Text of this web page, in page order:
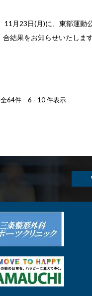
11月23日(月)に、東部運動
合結果をお知らせいたしま
全64件 6 - 10 件表示